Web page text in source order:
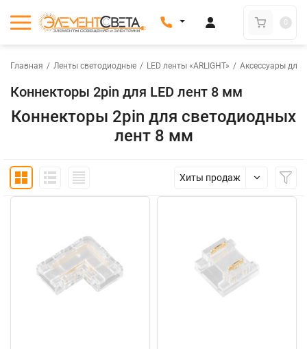
0
Главная / Ленты светодиодные / LED ленты «ARLIGHT» / Аксессуары для
Коннекторы 2pin для LED лент 8 мм
Коннекторы 2pin для светодиодных
лент 8 мм
Хиты продаж